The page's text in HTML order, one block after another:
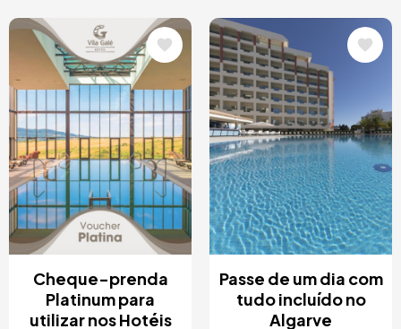
Imagem
Cheque-prenda
Platinum para
utilizar nos Hotéis
Imagem
Passe de um dia com
tudo incluído no
Algarve